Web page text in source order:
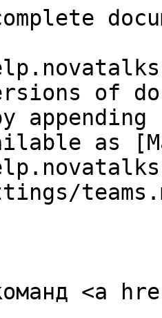
of
as
<a